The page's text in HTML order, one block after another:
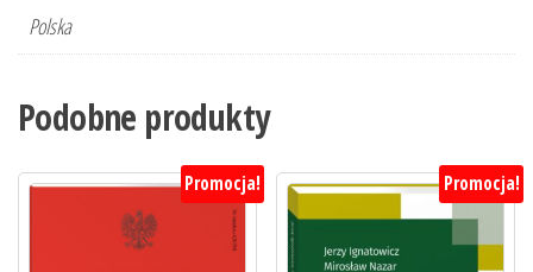
Polska
Podobne produkty
Promocja! Promocja!